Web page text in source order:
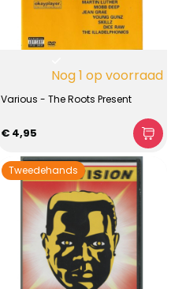
Nog 1 op voorraad
Various - The Roots Present
€ 4,95
Tweedehands